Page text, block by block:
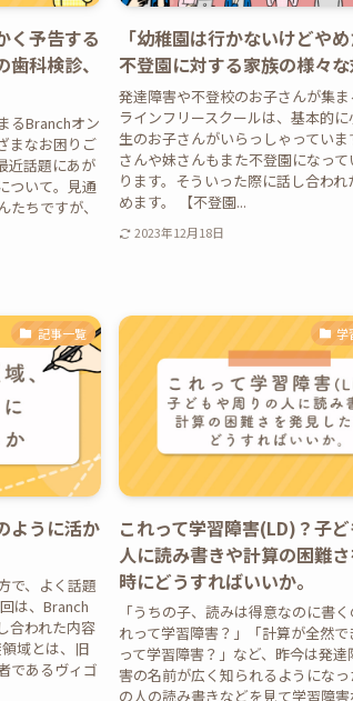
く予告する
科検診、
るBranchオン
まなお困りご
近話題にあが
ついて。見通
ちですが、
「幼稚園は行かないけどやめ
不登園に対する家族の様々
発達障害や不登校のお子さんが集
ラインフリースクールは、基本的
生のお子さんがいらっしゃってい
さんや妹さんもまた不登園になって
ります。そういった際に話し合われ
めます。 【不登園...
2023年12月18日
記事一覧
ように活か
で、よく話題
は、Branch
合われた内容
域とは、旧
であるヴィゴ
学
これって学習障害(LD)？子
人に読み書きや計算の困難
時にどうすればいいか。
「うちの子、読みは得意なのに書
れって学習障害？」「計算が全然
って学習障害？」など、昨今は発
害の名前が広く知られるようになっ
の人の読み書きなどを見て学習障